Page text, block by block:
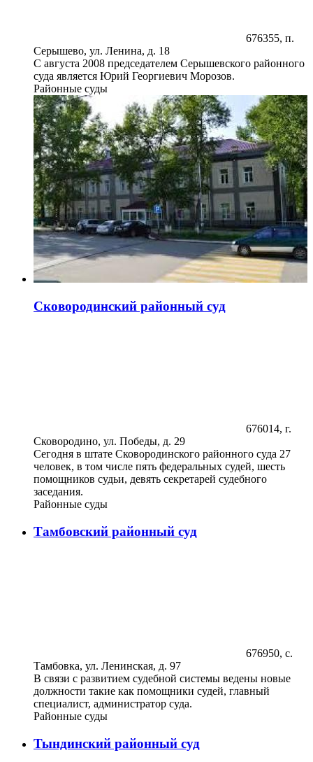
676355, п.
Серышево, ул. Ленина, д. 18
С августа 2008 председателем Серышевского районного
суда является Юрий Георгиевич Морозов.
Районные суды
Сковородинский районный суд
676014, г.
Сковородино, ул. Победы, д. 29
Сегодня в штате Сковородинского районного суда 27
человек, в том числе пять федеральных судей, шесть
помощников судьи, девять секретарей судебного
заседания.
Районные суды
Тамбовский районный суд
676950, с.
Тамбовка, ул. Ленинская, д. 97
В связи с развитием судебной системы ведены новые
должности такие как помощники судей, главный
специалист, администратор суда.
Районные суды
Тындинский районный суд